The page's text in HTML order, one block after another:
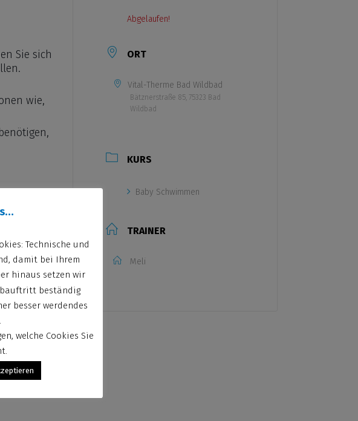
Sie sich
wie,
Abgelaufen!
ORT
Vital-Therme Bad Wildbad
Bätznerstraße 85, 75323 Bad
Wildbad
KURS
Baby Schwimmen
TRAINER
Meli
Technische und
damit bei Ihrem
hinaus setzen wir
beständig
besser werdendes
welche Cookies Sie